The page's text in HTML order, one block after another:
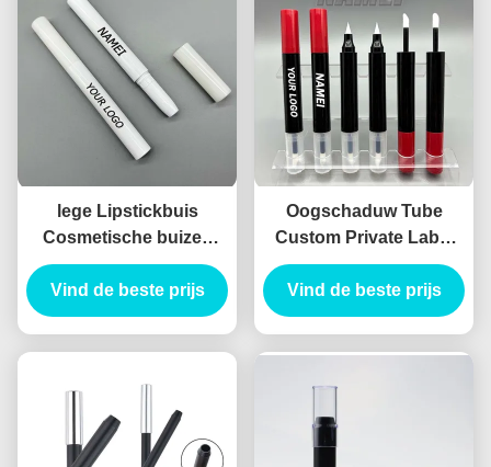
lege Lipstickbuis
Cosmetische buizen
Verpakking Design
lipstickbuizen
Oogschaduw container
Vind de beste prijs
Oogschaduw Tube
Custom Private Label
Double-headed Hollow
Pretty Container
Oogschaduw Eyeliner
Vind de beste prijs